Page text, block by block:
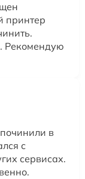
принтер
Рекомендую
в
с
сервисах.